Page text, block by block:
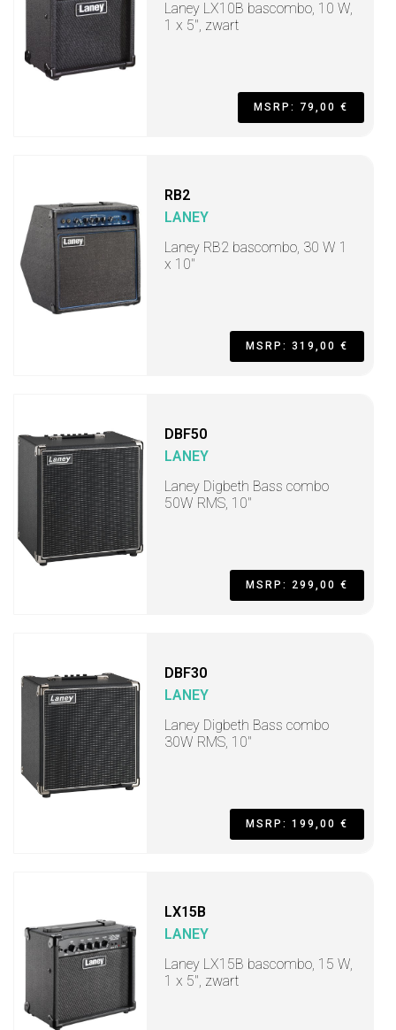
Laney LX10B bascombo, 10 W,
1 x 5", zwart
MSRP: 79,00 €
RB2
LANEY
Laney RB2 bascombo, 30 W 1
x 10"
MSRP: 319,00 €
DBF50
LANEY
Laney Digbeth Bass combo
50W RMS, 10"
MSRP: 299,00 €
DBF30
LANEY
Laney Digbeth Bass combo
30W RMS, 10"
MSRP: 199,00 €
LX15B
LANEY
Laney LX15B bascombo, 15 W,
1 x 5", zwart